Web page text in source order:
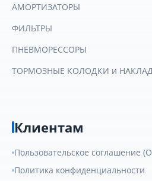
АМОРТИЗАТОРЫ
ФИЛЬТРЫ
ПНЕВМОРЕССОРЫ
ТОРМОЗНЫЕ КОЛОДКИ и
Клиентам
Пользовательское соглашение
Политика конфиденциальности